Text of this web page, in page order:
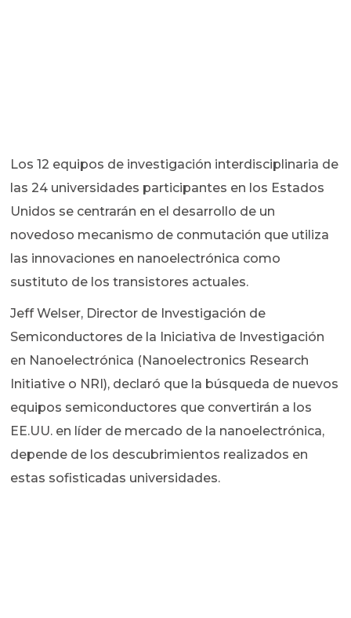
Los 12 equipos de investigación interdisciplinaria de
las 24 universidades participantes en los Estados
Unidos se centrarán en el desarrollo de un
novedoso mecanismo de conmutación que utiliza
las innovaciones en nanoelectrónica como
sustituto de los transistores actuales.
Jeff Welser, Director de Investigación de
Semiconductores de la Iniciativa de Investigación
en Nanoelectrónica (Nanoelectronics Research
Initiative o NRI), declaró que la búsqueda de nuevos
equipos semiconductores que convertirán a los
EE.UU. en líder de mercado de la nanoelectrónica,
depende de los descubrimientos realizados en
estas sofisticadas universidades.